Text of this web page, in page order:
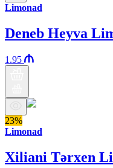
Limonad
Deneb Heyva
1.95
23%
Limonad
Xiliani Tərxen